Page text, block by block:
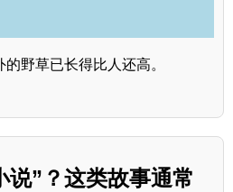
野草已长得比人还高。
说”？这类故事通常